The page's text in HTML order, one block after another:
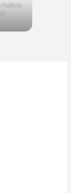
Polícia